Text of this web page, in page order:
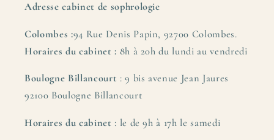
Adresse cabinet de sophrologie
Colombes :94 Rue Denis Papin, 92700 Colombes.
Horaires du cabinet : 8h à 20h du lundi au vendredi
Boulogne Billancourt : 9 bis avenue Jean Jaures
92100 Boulogne Billancourt
Horaires du cabinet : le de 9h à 17h le samedi